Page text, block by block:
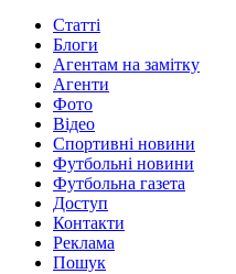
Статті
Блоги
Агентам на замітку
Агенти
Фото
Відео
Спортивні новини
Футбольні новини
Футбольна газета
Доступ
Контакти
Реклама
Пошук